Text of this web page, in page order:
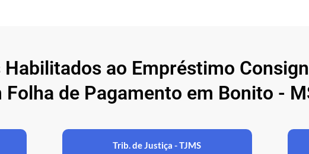
Habilitados ao Empréstimo
Folha de Pagamento em Bonito -
Trib. de Justiça - TJMS